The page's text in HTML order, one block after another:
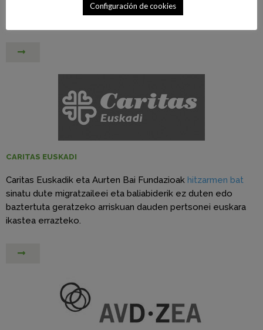
“Hesia urraturik: Xabier Lete in memoriam” oratorio
sinfoniko-korala argitaratzeko babesletza akordioa.
CARITAS EUSKADI
Caritas Euskadik eta Aurten Bai Fundazioak hitzarmen bat
sinatu dute migratzaileei eta baliabiderik ez duten edo
baztertuta geratzeko arriskuan dauden pertsonei euskara
ikastea errazteko.
Configuración de cookies